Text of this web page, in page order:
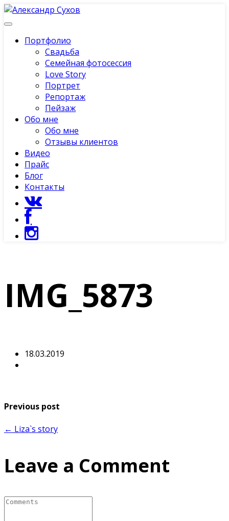
Портфолио
Свадьба
Семейная фотосессия
Love Story
Портрет
Репортаж
Пейзаж
Обо мне
Обо мне
Отзывы клиентов
Видео
Прайс
Блог
Контакты
IMG_5873
18.03.2019
Previous post
← Liza`s story
Leave a Comment